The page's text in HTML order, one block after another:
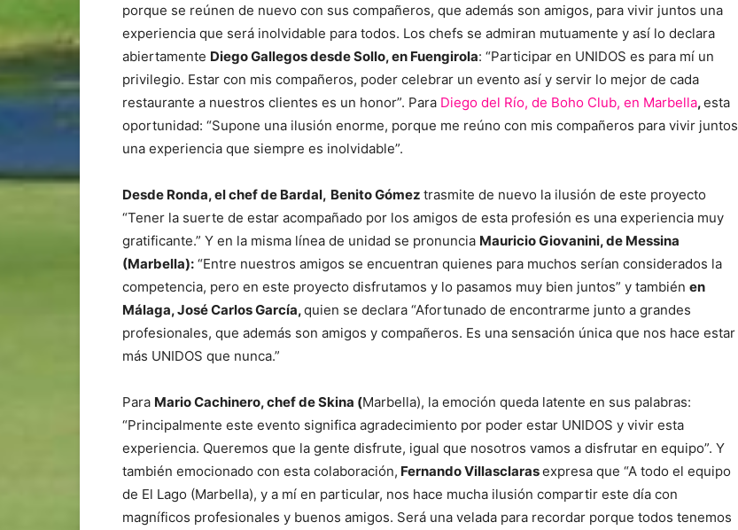
porque se reúnen de nuevo con sus compañeros, que además son amigos, para vivir juntos una
experiencia que será inolvidable para todos. Los chefs se admiran mutuamente y así lo declara
abiertamente Diego Gallegos desde Sollo, en Fuengirola: “Participar en UNIDOS es para mí un
privilegio. Estar con mis compañeros, poder celebrar un evento así y servir lo mejor de cada
restaurante a nuestros clientes es un honor”. Para Diego del Río, de Boho Club, en Marbella,esta
oportunidad: “Supone una ilusión enorme, porque me reúno con mis compañeros para vivir juntos
una experiencia que siempre es inolvidable”.
Desde Ronda, el chef de Bardal, Benito Gómez trasmite de nuevo la ilusión de este proyecto
“Tener la suerte de estar acompañado por los amigos de esta profesión es una experiencia muy
gratificante.” Y en la misma línea de unidad se pronuncia Mauricio Giovanini, de Messina
(Marbella): “Entre nuestros amigos se encuentran quienes para muchos serían considerados la
competencia, pero en este proyecto disfrutamos y lo pasamos muy bien juntos” y también en
Málaga,José Carlos García,quien se declara “Afortunado de encontrarme junto a grandes
profesionales, que además son amigos y compañeros. Es una sensación única que nos hace estar
más UNIDOS que nunca.”
Para Mario Cachinero, chef de Skina (Marbella), la emoción queda latente en sus palabras:
“Principalmente este evento significa agradecimiento por poder estar UNIDOS y vivir esta
experiencia. Queremos que la gente disfrute, igual que nosotros vamos a disfrutar en equipo”. Y
también emocionado con esta colaboración, Fernando Villasclarasexpresa que “A todo el equipo
de El Lago (Marbella), y a mí en particular, nos hace mucha ilusión compartir este día con
magníficos profesionales y buenos amigos. Será una velada para recordar porque todos tenemos